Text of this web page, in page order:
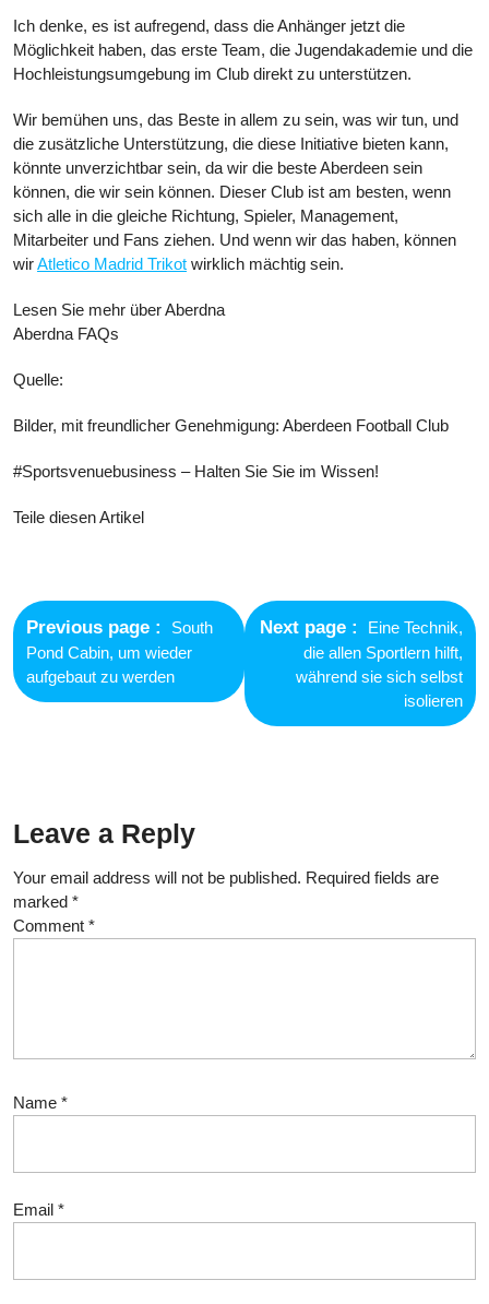
Ich denke, es ist aufregend, dass die Anhänger jetzt die
Möglichkeit haben, das erste Team, die Jugendakademie und die
Hochleistungsumgebung im Club direkt zu unterstützen.
Wir bemühen uns, das Beste in allem zu sein, was wir tun, und
die zusätzliche Unterstützung, die diese Initiative bieten kann,
könnte unverzichtbar sein, da wir die beste Aberdeen sein
können, die wir sein können. Dieser Club ist am besten, wenn
sich alle in die gleiche Richtung, Spieler, Management,
Mitarbeiter und Fans ziehen. Und wenn wir das haben, können
wirAtletico Madrid Trikot wirklich mächtig sein.
Lesen Sie mehr über Aberdna
Aberdna FAQs
Quelle:
Bilder, mit freundlicher Genehmigung: Aberdeen Football Club
#Sportsvenuebusiness – Halten Sie Sie im Wissen!
Teile diesen Artikel
navigation
Previous page
Previous
post:
South
Pond Cabin, um wieder
aufgebaut zu werden
Next page
Next
post:
Eine Technik,
die allen Sportlern hilft,
während sie sich selbst
isolieren
Leave a Reply
Your email address will not be published. Required fields are
marked *
Comment *
Name *
Email *